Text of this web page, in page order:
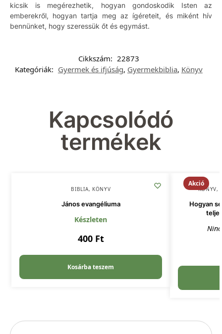
kicsik is megérezhetik, hogyan gondoskodik Isten az
emberekről, hogyan tartja meg az ígéreteit, és miként hív
bennünket, hogy szeressük őt és egymást.
Cikkszám: 22873
Kategóriák: Gyermek és ifjúság, Gyermekbiblia, Könyv
Kapcsolódó
termékek
BIBLIA, KÖNYV
János evangéliuma
Készleten
400 Ft
Kosárba teszem
Akció
KÖNYV,
Hogyan